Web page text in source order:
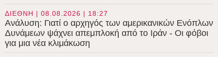
ΔΙΕΘΝΗ | 08.08.2026 | 18:27
Ανάλυση: Γιατί ο αρχηγός των αμερικανικών Ενόπλων
Δυνάμεων ψάχνει απεμπλοκή από το Ιράν - Οι φόβοι
για μια νέα κλιμάκωση